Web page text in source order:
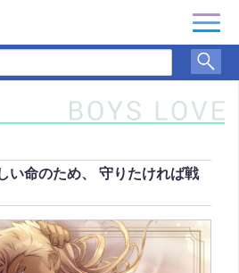
品
ナ
ゲ
ー
ョ
ン
い命のため、 守りたければ戦